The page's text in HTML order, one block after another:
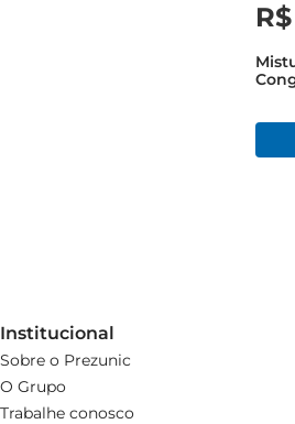
R$
Institucional
Sobre o Prezunic
O Grupo
Trabalhe conosco